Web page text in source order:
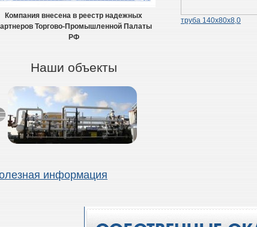
Компания внесена в реестр надежных
Торгово-Промышленной Палаты
РФ
Наши объекты
информация
труба 140х80х8,0